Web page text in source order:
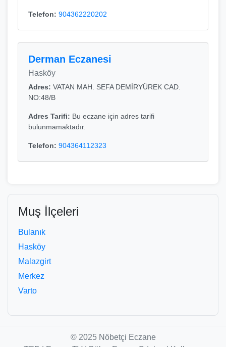
Telefon: 904362220202
Derman Eczanesi
Hasköy
Adres: VATAN MAH. SEFA DEMİRYÜREK CAD.
NO:48/B
Adres Tarifi: Bu eczane için adres tarifi
bulunmamaktadır.
Telefon: 904364112323
Muş İlçeleri
Bulanık
Hasköy
Malazgirt
Merkez
Varto
© 2025 Nöbetçi Eczane